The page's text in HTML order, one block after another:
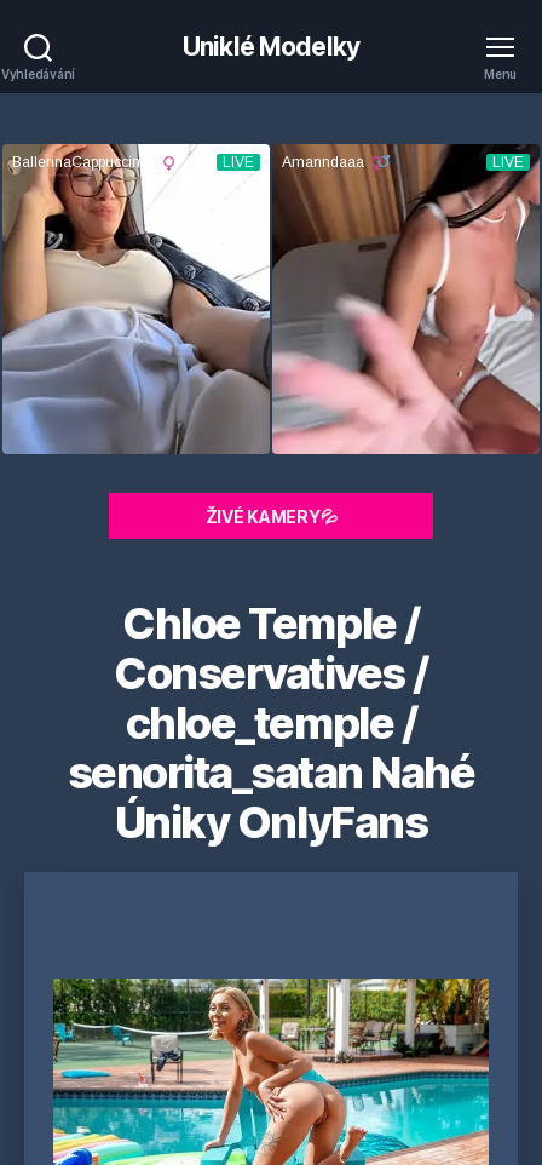
Vyhledávání
Uniklé Modelky
Menu
ŽIVÉ KAMERY💦
Chloe Temple /
Conservatives /
chloe_temple /
senorita_satan Nahé
Úniky OnlyFans